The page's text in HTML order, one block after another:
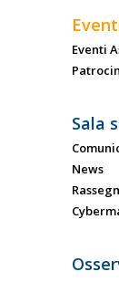
Eventi
Sala
News